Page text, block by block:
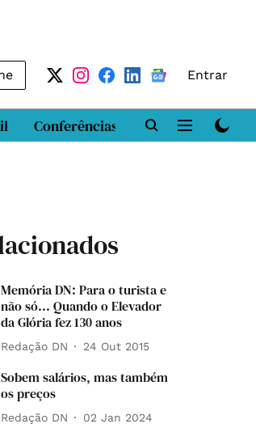
Entrar
Conferências DN LAB
Memória DN: Para o turista e
não só... Quando o Elevador
da Glória fez 130 anos
Redação DN 24 Out 2015
Sobem salários, mas também
os preços
Redação DN 02 Jan 2024